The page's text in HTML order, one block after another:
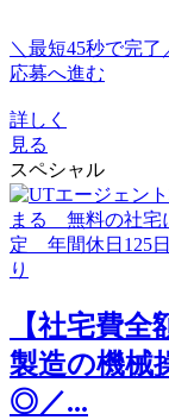
＼最短45秒で完了
応募へ進む
詳しく
見る
スペシャル
【社宅費
製造の機械
◎／...